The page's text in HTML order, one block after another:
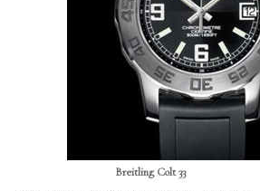
Breitling Colt 33